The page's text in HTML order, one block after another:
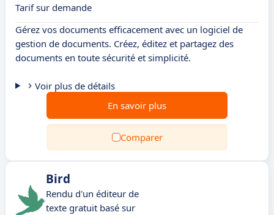
Tarif sur demande
Gérez vos documents efficacement avec un logiciel de
gestion de documents. Créez, éditez et partagez des
documents en toute sécurité et simplicité.
Voir plus de détails
En savoir plus
Comparer
Bird
Rendu d'un éditeur de
texte gratuit basé sur